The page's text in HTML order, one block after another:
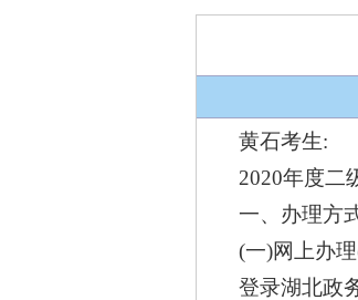
黄石考生:
2020年度二
一、办理方
(一)网上办
登录湖北政